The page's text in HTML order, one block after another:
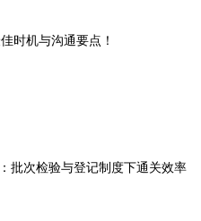
时机与沟通要点！
批次检验与登记制度下通关效率